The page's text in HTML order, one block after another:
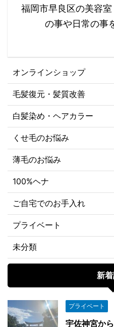
さだったり、毛量を減ら
しても、朝のスタイリン
福岡市早良区の美容
の事や日常の事
オンラインショップ
毛髪復元・髪質改善
白髪染め・ヘアカラー
くせ毛のお悩み
薄毛のお悩み
100%ヘナ
ご自宅でのお手入れ
プライベート
未分類
新
プライベート
宇佐神宮か